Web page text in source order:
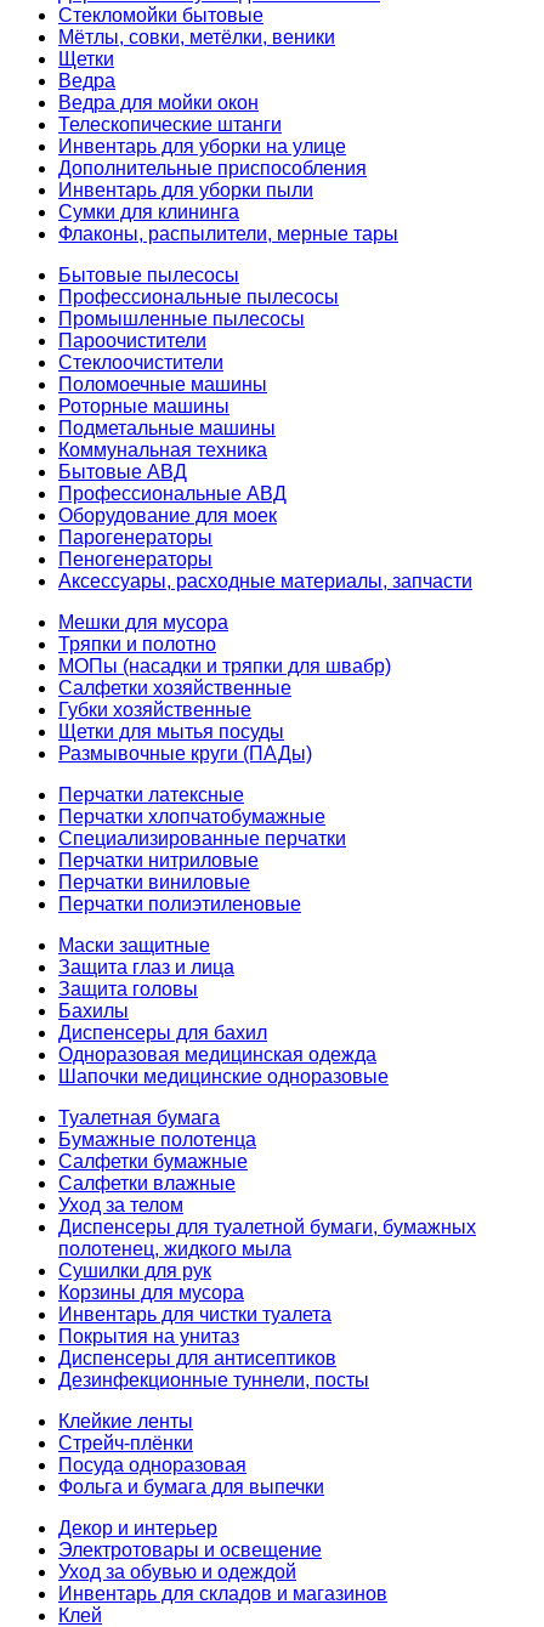
Стекломойки бытовые
Мётлы, совки, метёлки, веники
Щетки
Ведра
Ведра для мойки окон
Телескопические штанги
Инвентарь для уборки на улице
Дополнительные приспособления
Инвентарь для уборки пыли
Сумки для клининга
Флаконы, распылители, мерные тары
Бытовые пылесосы
Профессиональные пылесосы
Промышленные пылесосы
Пароочистители
Стеклоочистители
Поломоечные машины
Роторные машины
Подметальные машины
Коммунальная техника
Бытовые АВД
Профессиональные АВД
Оборудование для моек
Парогенераторы
Пеногенераторы
Аксессуары, расходные материалы, запчасти
Мешки для мусора
Тряпки и полотно
МОПы (насадки и тряпки для швабр)
Салфетки хозяйственные
Губки хозяйственные
Щетки для мытья посуды
Размывочные круги (ПАДы)
Перчатки латексные
Перчатки хлопчатобумажные
Специализированные перчатки
Перчатки нитриловые
Перчатки виниловые
Перчатки полиэтиленовые
Маски защитные
Защита глаз и лица
Защита головы
Бахилы
Диспенсеры для бахил
Одноразовая медицинская одежда
Шапочки медицинские одноразовые
Туалетная бумага
Бумажные полотенца
Салфетки бумажные
Салфетки влажные
Уход за телом
Диспенсеры для туалетной бумаги, бумажных
полотенец, жидкого мыла
Сушилки для рук
Корзины для мусора
Инвентарь для чистки туалета
Покрытия на унитаз
Диспенсеры для антисептиков
Дезинфекционные туннели, посты
Клейкие ленты
Стрейч-плёнки
Посуда одноразовая
Фольга и бумага для выпечки
Декор и интерьер
Электротовары и освещение
Уход за обувью и одеждой
Инвентарь для складов и магазинов
Клей